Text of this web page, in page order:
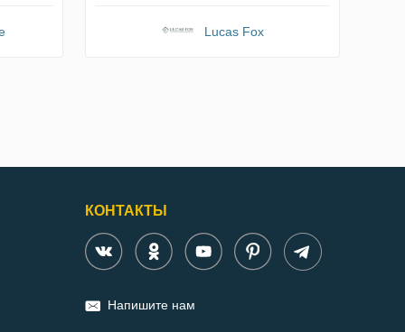
Lucas Fox
КОНТАКТЫ
Напишите нам